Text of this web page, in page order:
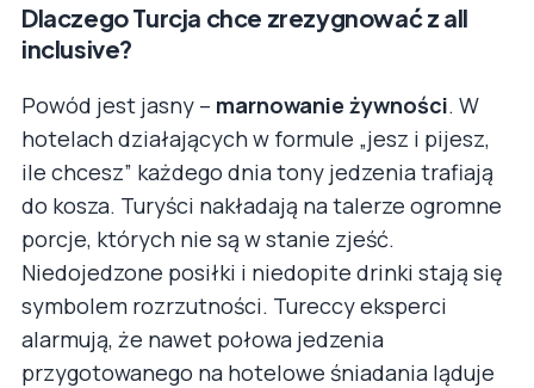
Dlaczego Turcja chce zrezygnować z all
inclusive?
Powód jest jasny – marnowanie żywności. W
hotelach działających w formule „jesz i pijesz,
ile chcesz” każdego dnia tony jedzenia trafiają
do kosza. Turyści nakładają na talerze ogromne
porcje, których nie są w stanie zjeść.
Niedojedzone posiłki i niedopite drinki stają się
symbolem rozrzutności. Tureccy eksperci
alarmują, że nawet połowa jedzenia
przygotowanego na hotelowe śniadania ląduje